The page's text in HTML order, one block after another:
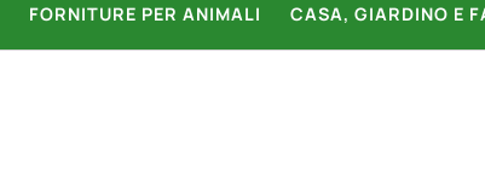
FORNITURE PER ANIMALI CASA, GIARDINO E